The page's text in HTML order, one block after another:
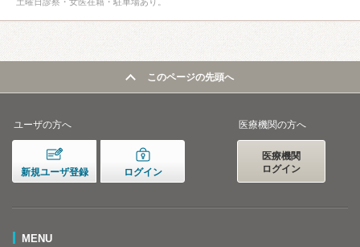
このページの先頭へ
ユーザの方へ
新規ユーザ登録 ログイン
医療機関の方へ
医療機関
ログイン
MENU